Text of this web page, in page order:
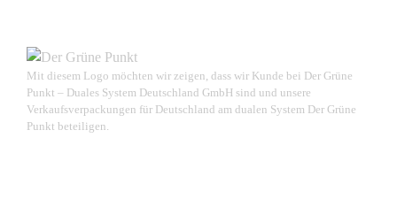
Mit diesem Logo möchten wir zeigen, dass wir Kunde bei Der Grüne
Punkt – Duales System Deutschland GmbH sind und unsere
Verkaufsverpackungen für Deutschland am dualen System Der Grüne
Punkt beteiligen.